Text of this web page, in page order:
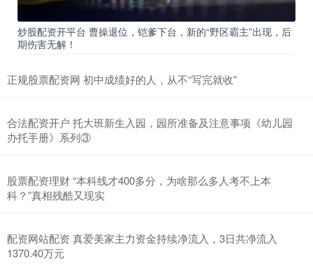
炒股配资开平台 曹操退位，铠爹下台，新的“野区霸主”出现，后
期伤害无解！
正规股票配资网 初中成绩好的人，从不“写完就收”
合法配资开户 托大班新生入园，园所准备及注意事项《幼儿园
办托手册》系列③
股票配资理财 “本科线才400多分，为啥那么多人考不上本
科？”真相残酷又现实
配资网站配资 真爱美家主力资金持续净流入，3日共净流入
1370.40万元